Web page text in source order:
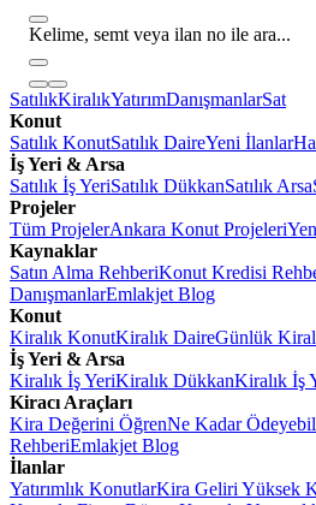
Kelime, semt veya ilan no ile ara...
SatılıkKiralıkYatırımDanışmanlarSat
Konut
Satılık KonutSatılık DaireYeni İlanlar
İş Yeri & Arsa
Satılık İş YeriSatılık DükkanSatılık Arsa
Projeler
Tüm ProjelerAnkara Konut Projeleri
Kaynaklar
Satın Alma RehberiKonut Kredisi
DanışmanlarEmlakjet Blog
Konut
Kiralık KonutKiralık DaireGünlük
İş Yeri & Arsa
Kiralık İş YeriKiralık DükkanKiralık İş
Kiracı Araçları
Kira Değerini ÖğrenNe Kadar
RehberiEmlakjet Blog
İlanlar
Yatırımlık KonutlarKira Geliri Yüksek